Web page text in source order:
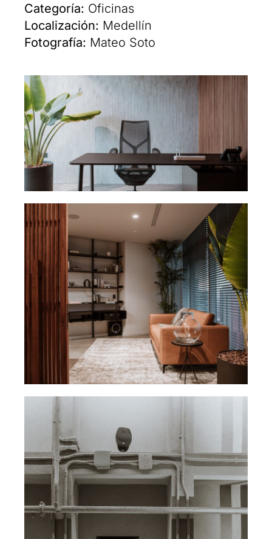
Categoría: Oficinas
Localización: Medellín
Fotografía: Mateo Soto